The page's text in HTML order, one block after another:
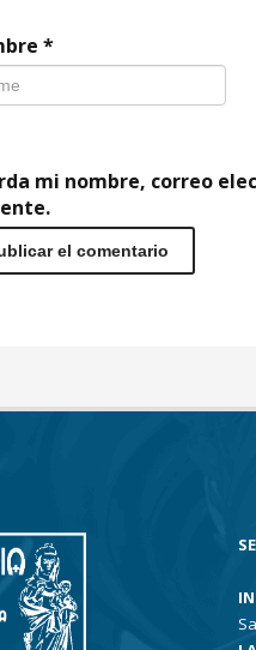
*
mi nombre, correo